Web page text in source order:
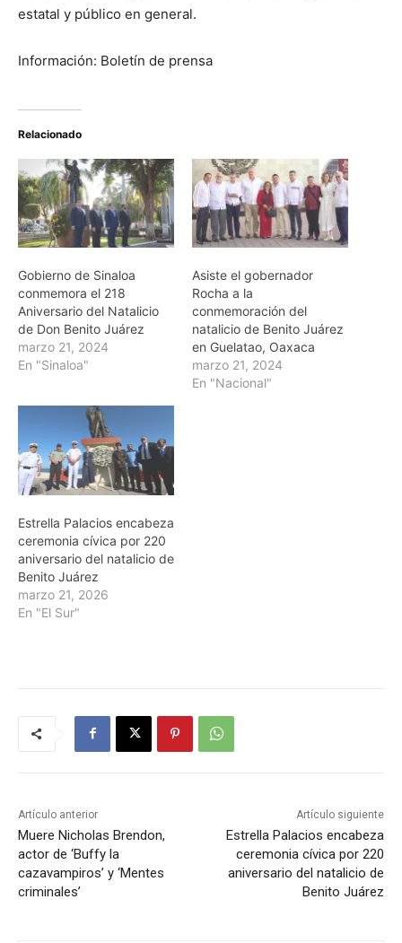
estatal y público en general.
Información: Boletín de prensa
Relacionado
Gobierno de Sinaloa
conmemora el 218
Aniversario del Natalicio
de Don Benito Juárez
marzo 21, 2024
En "Sinaloa"
Asiste el gobernador
Rocha a la
conmemoración del
natalicio de Benito Juárez
en Guelatao, Oaxaca
marzo 21, 2024
En "Nacional"
Estrella Palacios encabeza
ceremonia cívica por 220
aniversario del natalicio de
Benito Juárez
marzo 21, 2026
En "El Sur"
Artículo anterior
Muere Nicholas Brendon,
actor de ‘Buffy la
cazavampiros’ y ‘Mentes
criminales’
Artículo siguiente
Estrella Palacios encabeza
ceremonia cívica por 220
aniversario del natalicio de
Benito Juárez